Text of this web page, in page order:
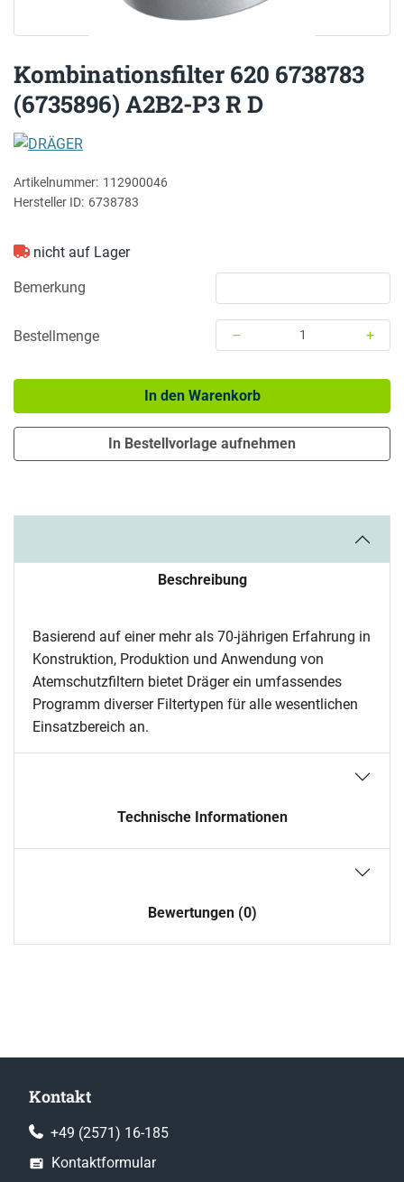
Kombinationsfilter 620 6738783
(6735896) A2B2-P3 R D
Artikelnummer: 112900046
Hersteller ID: 6738783
nicht auf Lager
Bemerkung
Bestellmenge –
+
In den Warenkorb
In Bestellvorlage aufnehmen
Beschreibung
Basierend auf einer mehr als 70-jährigen Erfahrung in
Konstruktion, Produktion und Anwendung von
Atemschutzfiltern bietet Dräger ein umfassendes
Programm diverser Filtertypen für alle wesentlichen
Einsatzbereich an.
Technische Informationen
Bewertungen (0)
Kontakt
+49 (2571) 16-185
Kontaktformular